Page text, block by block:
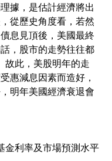
據，是估計經濟將出
從歷史角度看，若然
息見頂後，美國最終
，股市的走勢往往都
故此，美股明年的走
惠減息因素而造好，
明年美國經濟衰退會
金利率及市場預測水平